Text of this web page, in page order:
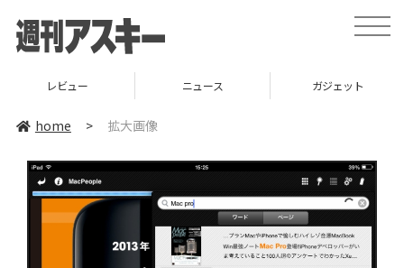
toggle
レビュー ニュース ガジェット
home > 拡大画像